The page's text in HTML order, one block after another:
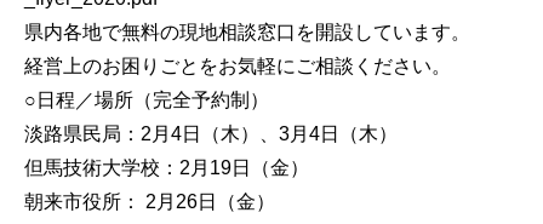
県内各地で無料の現地相談窓口を開設しています。
経営上のお困りごとをお気軽にご相談ください。
○日程／場所（完全予約制）
淡路県民局：2月4日（木）、3月4日（木）
但馬技術大学校：2月19日（金）
朝来市役所： 2月26日（金）